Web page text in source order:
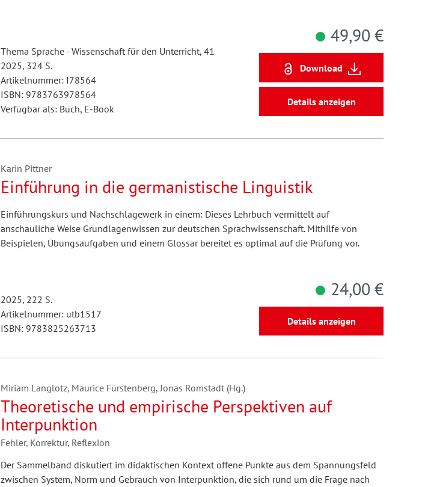
Thema Sprache - Wissenschaft für den Unterricht, 41
2025, 324 S.
Artikelnummer: I78564
ISBN: 9783763978564
Verfügbar als: Buch, E-Book
49,90 €
Download
Details anzeigen
Karin Pittner
Einführung in die germanistische Linguistik
Einführungskurs und Nachschlagewerk in einem: Dieses Lehrbuch vermittelt auf
anschauliche Weise Grundlagenwissen zur deutschen Sprachwissenschaft. Mithilfe von
Beispielen, Übungsaufgaben und einem Glossar bereitet es optimal auf die Prüfung vor.
2025, 222 S.
Artikelnummer: utb1517
ISBN: 9783825263713
24,00 €
Details anzeigen
Miriam Langlotz, Maurice Fürstenberg, Jonas Romstadt (Hg.)
Theoretische und empirische Perspektiven auf
Interpunktion
Fehler, Korrektur, Reflexion
Der Sammelband diskutiert im didaktischen Kontext offene Punkte aus dem Spannungsfeld
zwischen System, Norm und Gebrauch von Interpunktion, die sich rund um die Frage nach